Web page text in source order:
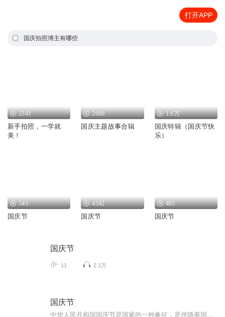
打开APP
国庆拍照博主有哪些
2341
新手拍照，一学就
美！
2600
国庆主题故事合辑
1.6万
国庆特辑（国庆节快
乐）
543
国庆节
4542
国庆节
465
国庆节
国庆节
11 2.1万
国庆节